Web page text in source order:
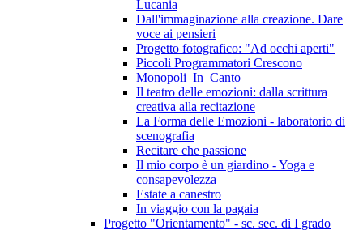
Lucania
Dall'immaginazione alla creazione. Dare
voce ai pensieri
Progetto fotografico: "Ad occhi aperti"
Piccoli Programmatori Crescono
Monopoli_In_Canto
Il teatro delle emozioni: dalla scrittura
creativa alla recitazione
La Forma delle Emozioni - laboratorio di
scenografia
Recitare che passione
Il mio corpo è un giardino - Yoga e
consapevolezza
Estate a canestro
In viaggio con la pagaia
Progetto "Orientamento" - sc. sec. di I grado